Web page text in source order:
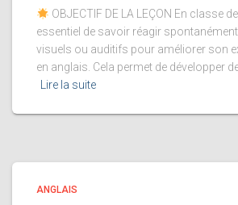
OBJECTIF DE LA LEÇON En classe
essentiel de savoir réagir
visuels ou auditifs pour améliorer son
en anglais. Cela permet de développer
Lire la suite
ANGLAIS